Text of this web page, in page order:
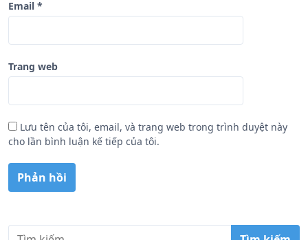
Email *
Trang web
Lưu tên của tôi, email, và trang web trong trình duyệt này
cho lần bình luận kế tiếp của tôi.